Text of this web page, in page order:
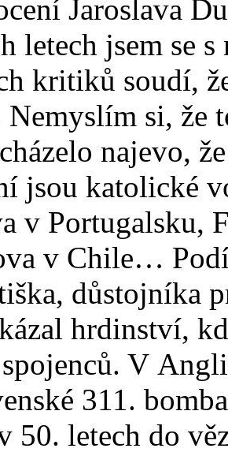
Jaroslava
letech jsem se
kritiků soudí,
si, že
najevo,
jsou katolické
v Portugalsku,
v Chile…
důstojníka
hrdinství,
V
311.
50. letech do